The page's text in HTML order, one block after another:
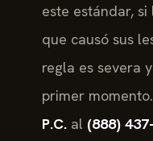
este estándar,
que causó sus
regla es severa
primer
P.C. al (888)